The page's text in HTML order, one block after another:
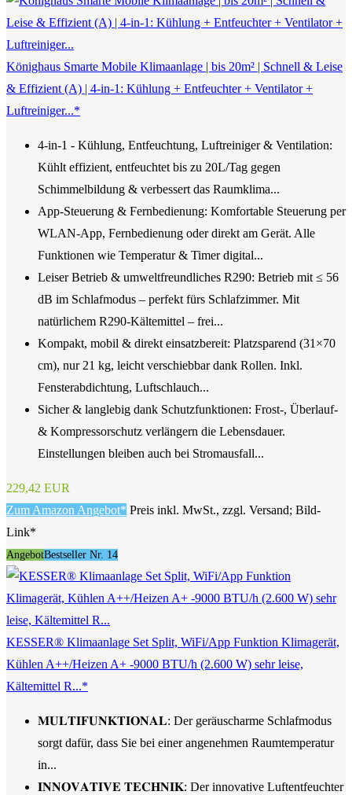
Könighaus Smarte Mobile Klimaanlage | bis 20m² | Schnell & Leise
& Effizient (A) | 4-in-1: Kühlung + Entfeuchter + Ventilator +
Luftreiniger...*
4-in-1 - Kühlung, Entfeuchtung, Luftreiniger & Ventilation:
Kühlt effizient, entfeuchtet bis zu 20L/Tag gegen
Schimmelbildung & verbessert das Raumklima...
App-Steuerung & Fernbedienung: Komfortable Steuerung per
WLAN-App, Fernbedienung oder direkt am Gerät. Alle
Funktionen wie Temperatur & Timer digital...
Leiser Betrieb & umweltfreundliches R290: Betrieb mit ≤ 56
dB im Schlafmodus – perfekt fürs Schlafzimmer. Mit
natürlichem R290-Kältemittel – frei...
Kompakt, mobil & direkt einsatzbereit: Platzsparend (31×70
cm), nur 21 kg, leicht verschiebbar dank Rollen. Inkl.
Fensterabdichtung, Luftschlauch...
Sicher & langlebig dank Schutzfunktionen: Frost-, Überlauf-
& Kompressorschutz verlängern die Lebensdauer.
Einstellungen bleiben auch bei Stromausfall...
229,42 EUR
Zum Amazon Angebot* Preis inkl. MwSt., zzgl. Versand; Bild-
Link*
AngebotBestseller Nr. 14
KESSER® Klimaanlage Set Split, WiFi/App Funktion Klimagerät,
Kühlen A++/Heizen A+ -9000 BTU/h (2.600 W) sehr leise,
Kältemittel R...*
𝐌𝐔𝐋𝐓𝐈𝐅𝐔𝐍𝐊𝐓𝐈𝐎𝐍𝐀𝐋: Der geräuscharme Schlafmodus
sorgt dafür, dass Sie bei einer angenehmen Raumtemperatur
in...
𝐈𝐍𝐍𝐎𝐕𝐀𝐓𝐈𝐕𝐄 𝐓𝐄𝐂𝐇𝐍𝐈𝐊: Der innovative Luftentfeuchter